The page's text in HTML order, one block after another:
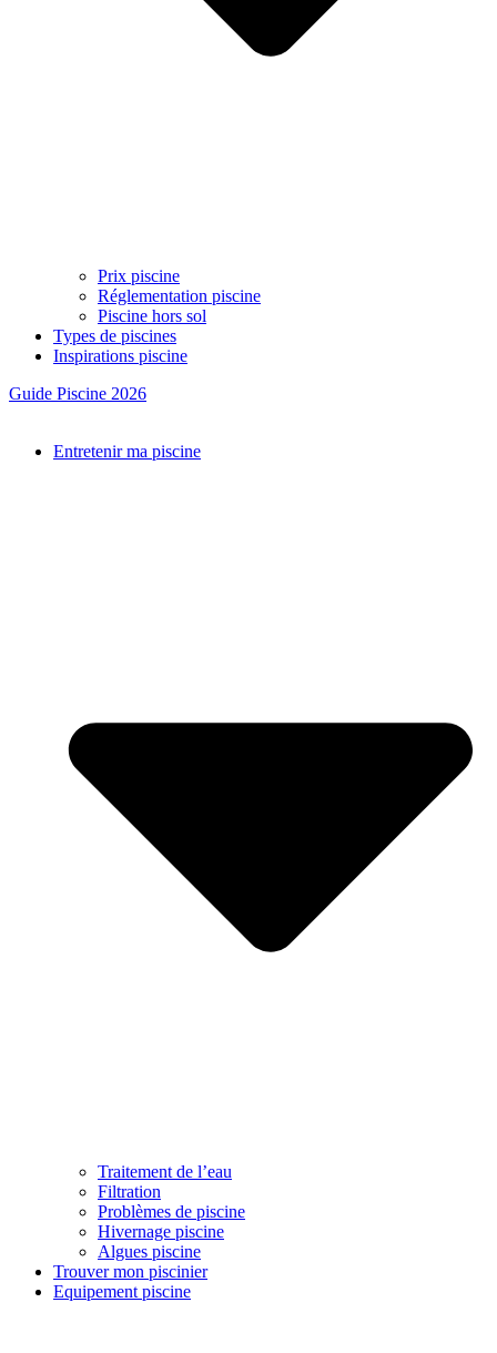
Prix piscine
Réglementation piscine
Piscine hors sol
Types de piscines
Inspirations piscine
Guide Piscine 2026
Entretenir ma piscine
Traitement de l’eau
Filtration
Problèmes de piscine
Hivernage piscine
Algues piscine
Trouver mon piscinier
Equipement piscine